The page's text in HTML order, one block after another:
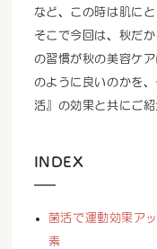
など、この時は肌に
そこで今回は、秋だ
の習慣が秋の美容ケ
のように良いのかを
活』の効果と共にご紹
INDEX
菌活で運動効果ア
素